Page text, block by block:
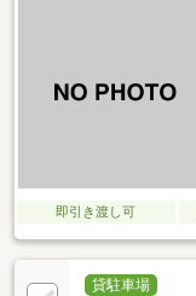
即引き渡し可
貸駐車場